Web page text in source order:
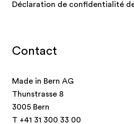
Contact
Made in Bern AG
Thunstrasse 8
3005 Bern
T +41 31 300 33 00
Déclaration de confidentialité